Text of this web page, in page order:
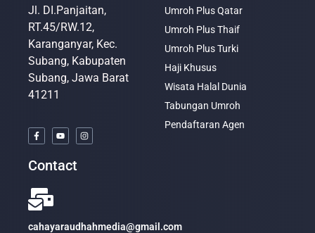
Jl. DI.Panjaitan,
RT.45/RW.12,
Karanganyar, Kec.
Subang, Kabupaten
Subang, Jawa Barat
41211
Umroh Plus Qatar
Umroh Plus Thaif
Umroh Plus Turki
Haji Khusus
Wisata Halal Dunia
Tabungan Umroh
Pendaftaran Agen
Contact
cahayaraudhahmedia@gmail.com